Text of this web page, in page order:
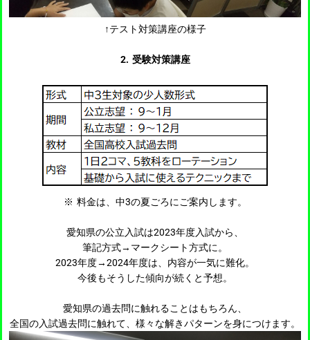
↑テスト対策講座の様子
2. 受験対策講座
※ 料金は、中3の夏ごろにご案内します。
愛知県の公立入試は2023年度入試から、
筆記方式→マークシート方式に。
2023年度→2024年度は、内容が一気に難化。
今後もそうした傾向が続くと予想。
愛知県の過去問に触れることはもちろん、
全国の入試過去問に触れて、様々な解きパターンを身につけます。